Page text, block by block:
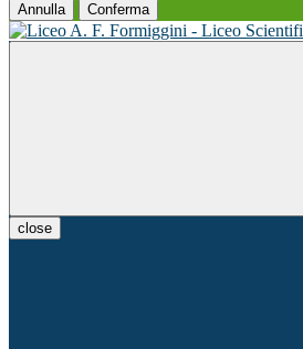
Annulla Conferma
close